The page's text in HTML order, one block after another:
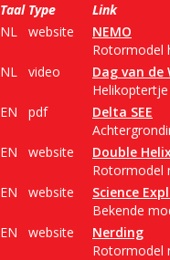
Taal Type
Link
NL
website
NEMO
Rotormodel
NL
video
Dag van de
EN
pdf
Delta SEE
EN
website
Double
Rotormodel
EN
website
Science
Bekende
EN
website
Nerding
Rotormodel